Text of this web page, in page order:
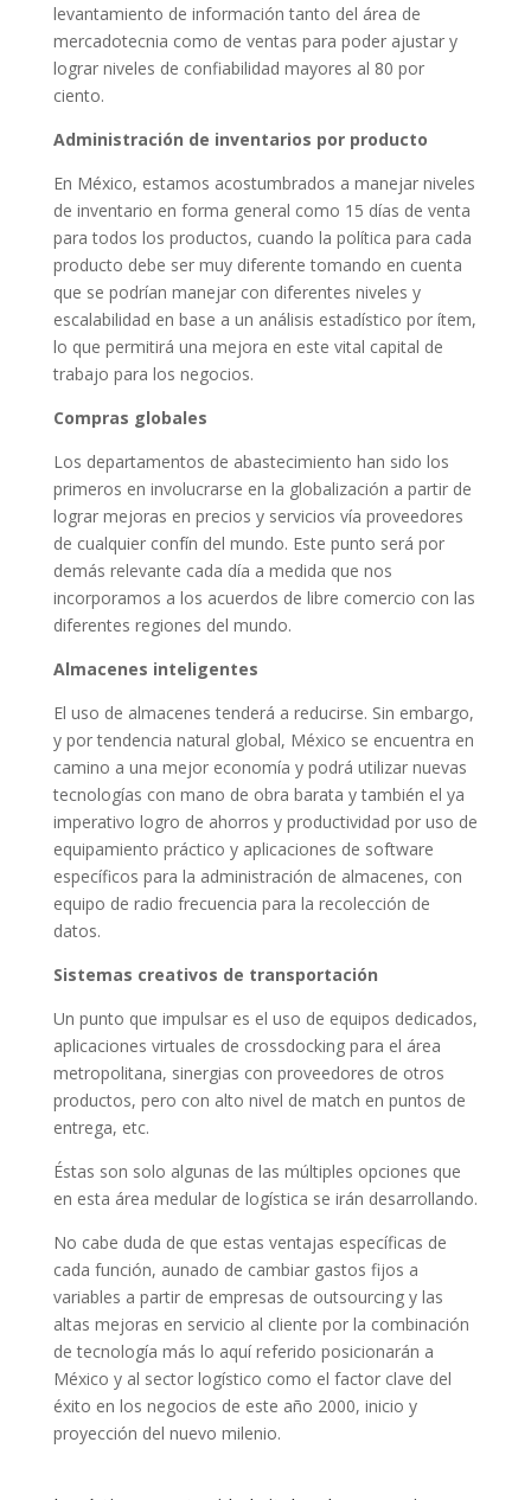
levantamiento de información tanto del área de
mercadotecnia como de ventas para poder ajustar y
lograr niveles de confiabilidad mayores al 80 por
ciento.
Administración de inventarios por producto
En México, estamos acostumbrados a manejar niveles
de inventario en forma general como 15 días de venta
para todos los productos, cuando la política para cada
producto debe ser muy diferente tomando en cuenta
que se podrían manejar con diferentes niveles y
escalabilidad en base a un análisis estadístico por ítem,
lo que permitirá una mejora en este vital capital de
trabajo para los negocios.
Compras globales
Los departamentos de abastecimiento han sido los
primeros en involucrarse en la globalización a partir de
lograr mejoras en precios y servicios vía proveedores
de cualquier confín del mundo. Este punto será por
demás relevante cada día a medida que nos
incorporamos a los acuerdos de libre comercio con las
diferentes regiones del mundo.
Almacenes inteligentes
El uso de almacenes tenderá a reducirse. Sin embargo,
y por tendencia natural global, México se encuentra en
camino a una mejor economía y podrá utilizar nuevas
tecnologías con mano de obra barata y también el ya
imperativo logro de ahorros y productividad por uso de
equipamiento práctico y aplicaciones de software
específicos para la administración de almacenes, con
equipo de radio frecuencia para la recolección de
datos.
Sistemas creativos de transportación
Un punto que impulsar es el uso de equipos dedicados,
aplicaciones virtuales de crossdocking para el área
metropolitana, sinergias con proveedores de otros
productos, pero con alto nivel de match en puntos de
entrega, etc.
Éstas son solo algunas de las múltiples opciones que
en esta área medular de logística se irán desarrollando.
No cabe duda de que estas ventajas específicas de
cada función, aunado de cambiar gastos fijos a
variables a partir de empresas de outsourcing y las
altas mejoras en servicio al cliente por la combinación
de tecnología más lo aquí referido posicionarán a
México y al sector logístico como el factor clave del
éxito en los negocios de este año 2000, inicio y
proyección del nuevo milenio.